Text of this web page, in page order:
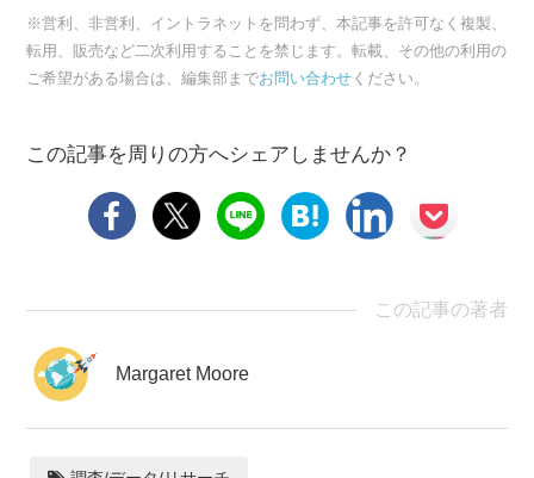
※営利、非営利、イントラネットを問わず、本記事を許可なく複製、
転用、販売など二次利用することを禁じます。転載、その他の利用の
ご希望がある場合は、編集部までお問い合わせ ください。
この記事を周りの方へシェアしませんか？
この記事の著者
Margaret Moore